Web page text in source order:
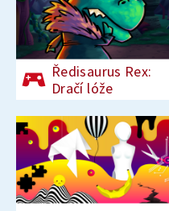
Ředisaurus Rex:
Dračí lóže